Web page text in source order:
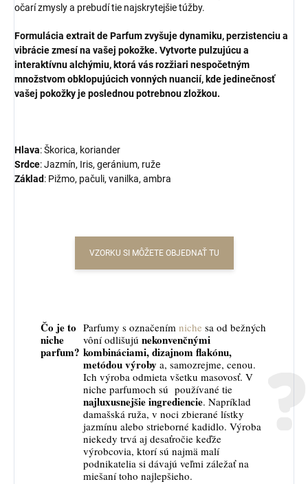
očarí zmysly a prebudí tie najskrytejšie túžby.
Formulácia extrait de Parfum zvyšuje dynamiku, perzistenciu a
vibrácie zmesí na vašej pokožke. Vytvorte pulzujúcu a
interaktívnu alchýmiu, ktorá vás rozžiari nespočetným
množstvom obklopujúcich vonných nuancií, kde jedinečnosť
vašej pokožky je poslednou potrebnou zložkou.
Hlava: Škorica, koriander
Srdce: Jazmín, Iris, geránium, ruže
Základ: Pižmo, pačuli, vanilka, ambra
VZORKU SI MÔŽETE OBJEDNAŤ TU
Čo je to
niche
parfum?
Parfumy s označením niche sa od bežných
vôní odlišujú nekonvenčnými
kombináciami, dizajnom flakónu,
metódou výroby a, samozrejme, cenou.
Ich výroba odmieta všetku masovosť. V
niche parfumoch sú používané tie
najluxusnejšie ingrediencie. Napríklad
damašská ruža, v noci zbierané lístky
jazmínu alebo strieborné kadidlo. Výroba
niekedy trvá aj desaťročie keďže
výrobcovia, ktorí sú najmä malí
podnikatelia si dávajú veľmi záležať na
miešaní toho najlepšieho.